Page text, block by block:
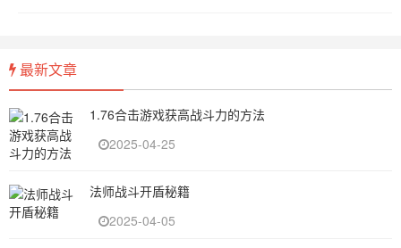
最新文章
1.76合击游戏获高战斗力的方法
2025-04-25
法师战斗开盾秘籍
2025-04-05